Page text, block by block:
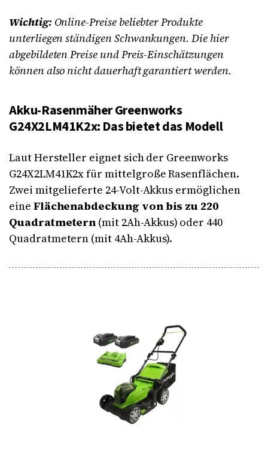
Wichtig: Online-Preise beliebter Produkte
unterliegen ständigen Schwankungen. Die hier
abgebildeten Preise und Preis-Einschätzungen
können also nicht dauerhaft garantiert werden.
Akku-Rasenmäher Greenworks
G24X2LM41K2x: Das bietet das Modell
Laut Hersteller eignet sich der Greenworks
G24X2LM41K2x für mittelgroße Rasenflächen.
Zwei mitgelieferte 24-Volt-Akkus ermöglichen
eine Flächenabdeckung von bis zu 220
Quadratmetern (mit 2Ah-Akkus) oder 440
Quadratmetern (mit 4Ah-Akkus).